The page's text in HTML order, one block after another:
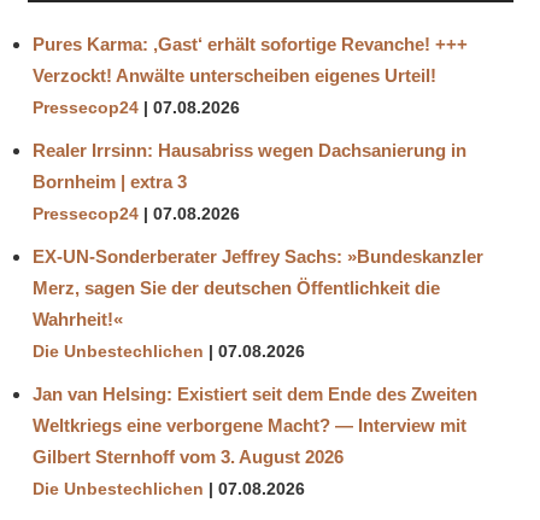
Pures Karma: ‚Gast‘ erhält sofortige Revanche! +++
Verzockt! Anwälte unterscheiben eigenes Urteil!
Pressecop24 07.08.2026
Realer Irrsinn: Hausabriss wegen Dachsanierung in
Bornheim | extra 3
Pressecop24 07.08.2026
EX-UN-Sonderberater Jeffrey Sachs: »Bundeskanzler
Merz, sagen Sie der deutschen Öffentlichkeit die
Wahrheit!«
Die Unbestechlichen 07.08.2026
Jan van Helsing: Existiert seit dem Ende des Zweiten
Weltkriegs eine verborgene Macht? — Interview mit
Gilbert Sternhoff vom 3. August 2026
Die Unbestechlichen 07.08.2026